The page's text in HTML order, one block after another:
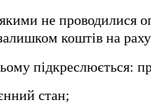
не проводилися
коштів на
підкреслюється:
стан;